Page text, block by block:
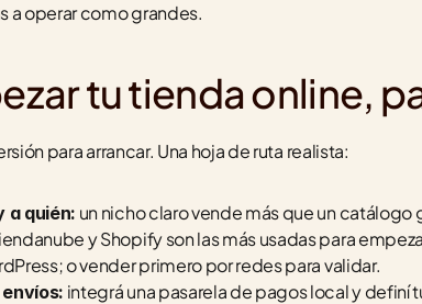
a operar como grandes.
tu tienda online,
para arrancar. Una hoja de ruta realista:
a quién: un nicho claro vende más que un catálogo
y Shopify son las más usadas para
o vender primero por redes para validar.
integrá una pasarela de pagos local y definí